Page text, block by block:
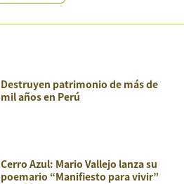
Destruyen patrimonio de más de
mil años en Perú
Cerro Azul: Mario Vallejo lanza su
poemario “Manifiesto para vivir”